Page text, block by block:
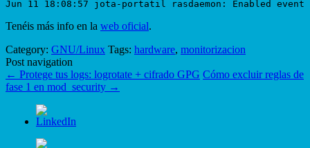
Tenéis más info en la web oficial.
Category: GNU/Linux Tags: hardware, monitorizacion
Post navigation
← Protege tus logs: logrotate + cifrado GPG Cómo excluir reglas de
fase 1 en mod_security →